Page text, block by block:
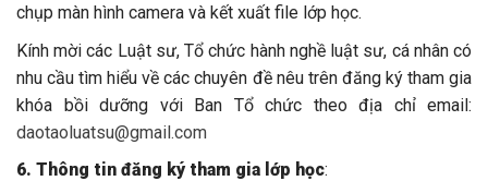
chụp màn hình camera và kết xuất file lớp học.
Kính mời các Luật sư, Tổ chức hành nghề luật sư, cá nhân có
nhu cầu tìm hiểu về các chuyên đề nêu trên đăng ký tham gia
khóa bồi dưỡng với Ban Tổ chức theo địa chỉ email:
daotaoluatsu@gmail.com
6. Thông tin đăng ký tham gia lớp học: